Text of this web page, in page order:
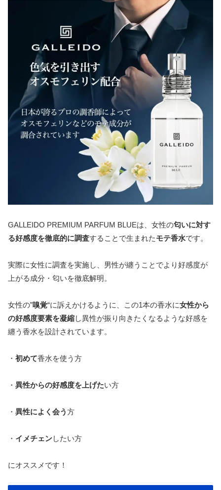
GALLEIDO PREMIUM PARFUM BLUEは、女性の匂いに対す
る好感度を徹底的に調査することで生まれたモテ香水です。
実際に女性に調査を実施し、男性が纏うことでより好感度が
上がる成分・匂いを徹底解明。
女性の”嗅覚“に訴えかけるように、この1本の香水に女性から
の好感度要素を凝縮し異性が振り向きたくなるような好感を
纏う香水を設計されています。
・ 初めて香水を使う方
・ 異性からの好感度を上げたい方
・ 異性によく会う方
・ イメチェンしたい方
にオススメです！